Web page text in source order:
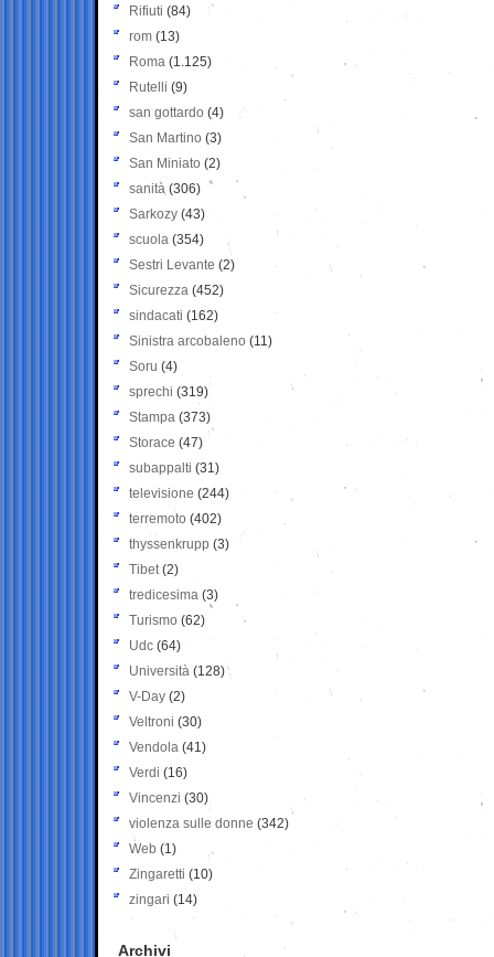
Rifiuti (84)
rom (13)
Roma (1.125)
Rutelli (9)
san gottardo (4)
San Martino (3)
San Miniato (2)
sanità (306)
Sarkozy (43)
scuola (354)
Sestri Levante (2)
Sicurezza (452)
sindacati (162)
Sinistra arcobaleno (11)
Soru (4)
sprechi (319)
Stampa (373)
Storace (47)
subappalti (31)
televisione(244)
terremoto (402)
thyssenkrupp (3)
Tibet(2)
tredicesima (3)
Turismo (62)
Udc (64)
Università (128)
V-Day (2)
Veltroni (30)
Vendola (41)
Verdi (16)
Vincenzi (30)
violenza sulle donne (342)
Web (1)
Zingaretti (10)
zingari (14)
Archivi